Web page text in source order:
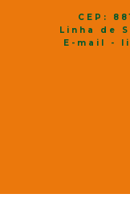
CEP:
Linha de
E-mail -